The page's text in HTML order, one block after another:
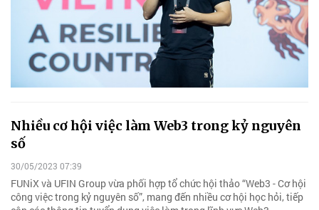
Nhiều cơ hội việc làm Web3 trong kỷ nguyên
số
30/05/2023 07:39
FUNiX và UFIN Group vừa phối hợp tổ chức hội thảo “Web3 - Cơ hội
công việc trong kỷ nguyên số”, mang đến nhiều cơ hội học hỏi, tiếp